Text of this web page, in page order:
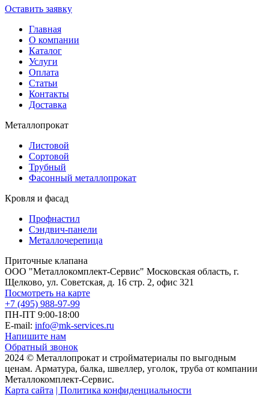
Оставить заявку
Главная
О компании
Каталог
Услуги
Оплата
Статьи
Контакты
Доставка
Металлопрокат
Листовой
Сортовой
Трубный
Фасонный металлопрокат
Кровля и фасад
Профнастил
Сэндвич-панели
Металлочерепица
Приточные клапана
ООО "Металлокомплект-Сервис" Московская область, г.
Щелково, ул. Советская, д. 16 стр. 2, офис 321
Посмотреть на карте
+7 (495) 988-97-99
ПН-ПТ 9:00-18:00
E-mail: info@mk-services.ru
Напишите нам
Обратный звонок
2024 © Металлопрокат и стройматериалы по выгодным
ценам. Арматура, балка, швеллер, уголок, труба от компании
Металлокомплект-Сервис.
Карта сайта | Политика конфиденциальности